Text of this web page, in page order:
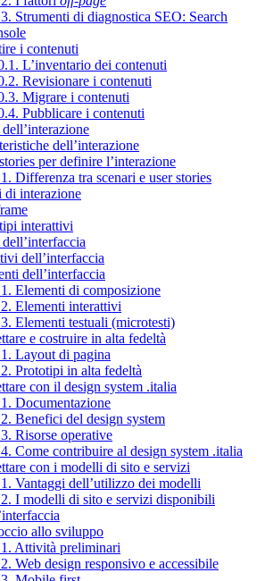
Strumenti di diagnostica SEO: Search
i contenuti
L’inventario dei contenuti
Revisionare i contenuti
Migrare i contenuti
Pubblicare i contenuti
dell’interazione
per definire l’interazione
Differenza tra scenari e user stories
di interazione
interattivi
dell’interfaccia
dell’interfaccia
Elementi di composizione
Elementi interattivi
Elementi testuali (microtesti)
e costruire in alta fedeltà
Layout di pagina
Prototipi in alta fedeltà
con il design system .italia
Documentazione
Benefici del design system
Risorse operative
Come contribuire al design system .italia
con i modelli di sito e servizi
Vantaggi dell’utilizzo dei modelli
I modelli di sito e servizi disponibili
allo sviluppo
Attività preliminari
Web design responsivo e accessibile